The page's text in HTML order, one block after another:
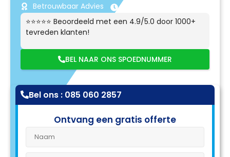
Betrouwbaar Advies
⭐⭐⭐⭐⭐ Beoordeeld met een 4.9/5.0 door 1000+
tevreden klanten!
BEL NAAR ONS SPOEDNUMMER
Bel ons : 085 060 2857
Ontvang een gratis offerte